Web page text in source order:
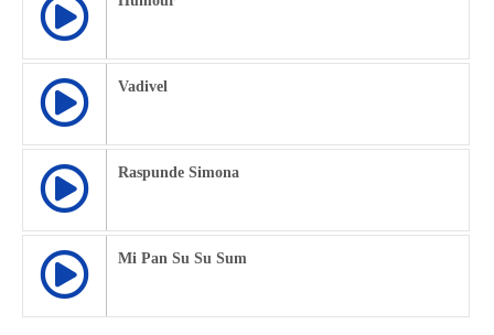
Vadivel
Raspunde Simona
Mi Pan Su Su Sum